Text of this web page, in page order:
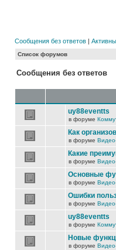
Сообщения без ответов |
Список форумов
Сообщения без ответов
uy88eventts
в форуме
Как
в форуме
Какие
в форуме
Основные
в форуме
Ошибки
в форуме
uy88eventts
в форуме
Новые
в форуме